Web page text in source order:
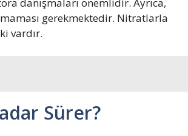
gerekmektedir. Nitratlarla
vardır.
Sürer?